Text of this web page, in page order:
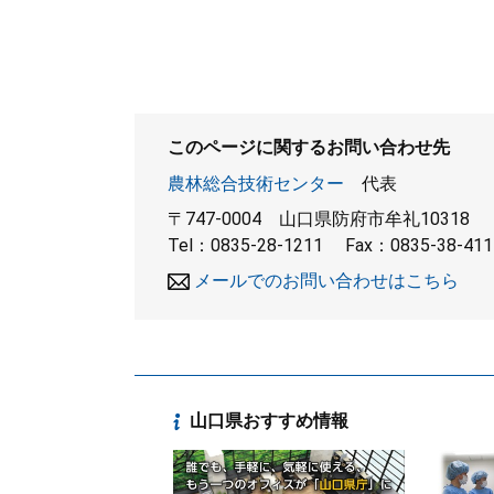
このページに関するお問い合わせ先
農林総合技術センター
代表
〒747-0004
山口県防府市牟礼10318
Tel：0835-28-1211
Fax：0835-38-
メールでのお問い合わせはこちら
山口県おすすめ情報